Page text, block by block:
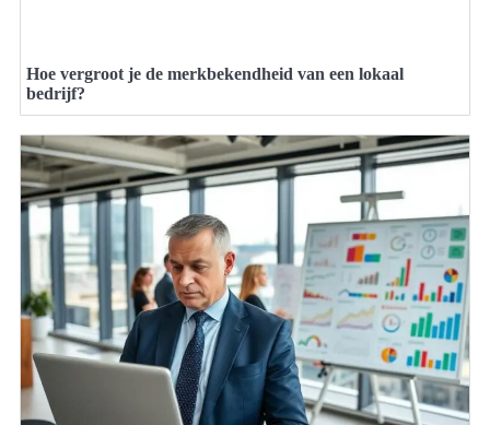
Hoe vergroot je de merkbekendheid van een lokaal
bedrijf?